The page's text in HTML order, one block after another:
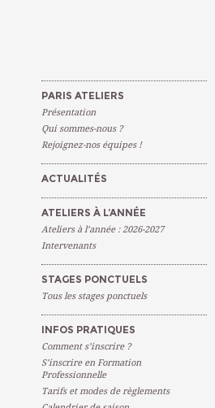
PARIS ATELIERS
Présentation
Qui sommes-nous ?
Rejoignez-nos équipes !
ACTUALITÉS
ATELIERS À L’ANNÉE
Ateliers à l’année : 2026-2027
Intervenants
STAGES PONCTUELS
Tous les stages ponctuels
INFOS PRATIQUES
Comment s’inscrire ?
S’inscrire en Formation
Professionnelle
Tarifs et modes de règlements